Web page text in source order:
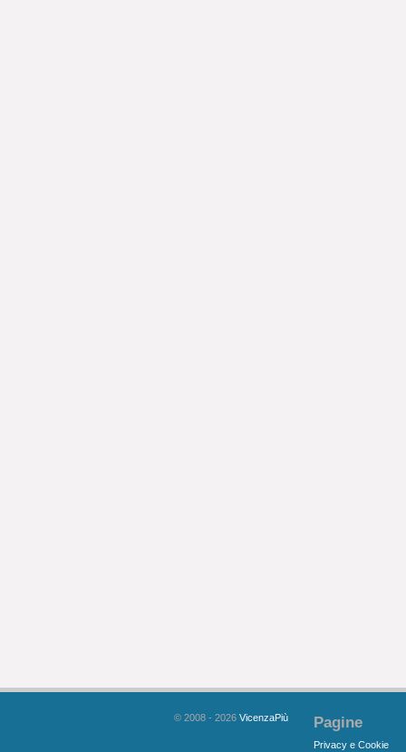
© 2008 - 2026 VicenzaPiù Pagine
Privacy e Cookie